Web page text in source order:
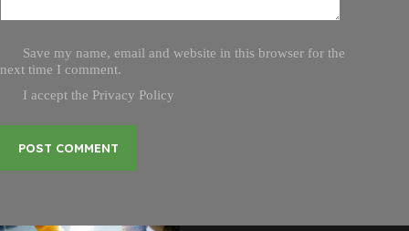
Save my name, email and website in this browser for the
next time I comment.
I accept the Privacy Policy
POST COMMENT